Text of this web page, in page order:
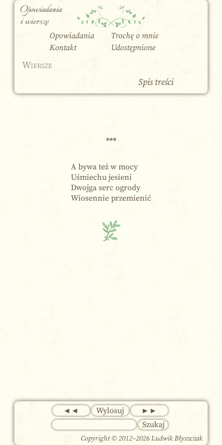
Opowiadania
i wiersze
Opowiadania
Trochę o mnie
Kontakt
Udostępnione
Wiersze
Spis treści
***
A bywa też w mocy
Uśmiechu jesieni
Dwojga serc ogrody
Wiosennie przemienić
◄◄ Wylosuj ►►
Copyright © 2012–2026 Ludwik Błyszczak